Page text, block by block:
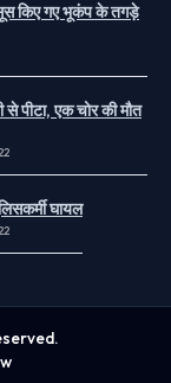
किए गए भूकंप के तगड़े
से पीटा, एक चोर की मौत
घायल